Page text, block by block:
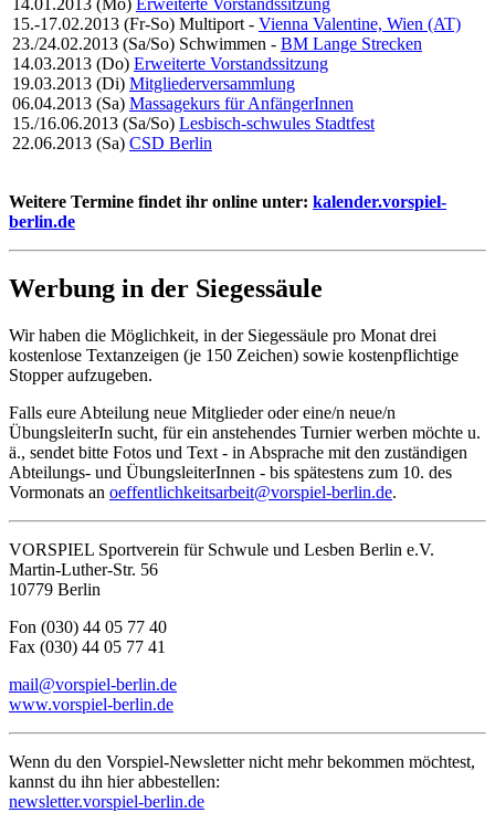
14.01.2013 (Mo) Erweiterte Vorstandssitzung
15.-17.02.2013 (Fr-So) Multiport - Vienna Valentine, Wien (AT)
23./24.02.2013 (Sa/So) Schwimmen - BM Lange Strecken
14.03.2013 (Do) Erweiterte Vorstandssitzung
19.03.2013 (Di) Mitgliederversammlung
06.04.2013 (Sa) Massagekurs für AnfängerInnen
15./16.06.2013 (Sa/So) Lesbisch-schwules Stadtfest
22.06.2013 (Sa) CSD Berlin
Weitere Termine findet ihr online unter: kalender.vorspiel-
berlin.de
Werbung in der Siegessäule
Wir haben die Möglichkeit, in der Siegessäule pro Monat drei
kostenlose Textanzeigen (je 150 Zeichen) sowie kostenpflichtige
Stopper aufzugeben.
Falls eure Abteilung neue Mitglieder oder eine/n neue/n
ÜbungsleiterIn sucht, für ein anstehendes Turnier werben möchte u.
ä., sendet bitte Fotos und Text ‑ in Absprache mit den zuständigen
Abteilungs- und ÜbungsleiterInnen - bis spätestens zum 10. des
Vormonats an oeffentlichkeitsarbeit@vorspiel-berlin.de.
VORSPIEL Sportverein für Schwule und Lesben Berlin e.V.
Martin-Luther-Str. 56
10779 Berlin
Fon (030) 44 05 77 40
Fax (030) 44 05 77 41
mail@vorspiel-berlin.de
www.vorspiel-berlin.de
Wenn du den Vorspiel-Newsletter nicht mehr bekommen möchtest,
kannst du ihn hier abbestellen:
newsletter.vorspiel-berlin.de